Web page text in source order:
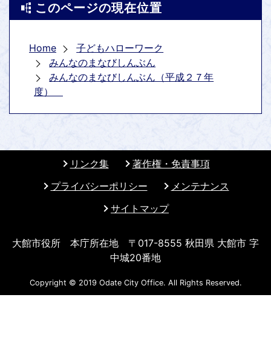
このページの現在位置
Home
子どもハローワーク
みんなのまなびしんぶん
みんなのまなびしんぶん（平成２７年
度）
リンク集
著作権・免責事項
プライバシーポリシー
メンテナンス
サイトマップ
大館市役所 本庁所在地 〒017-8555 秋田県 大館市 字
中城20番地
Copyright © 2019 Odate City Office. All Rights Reserved.